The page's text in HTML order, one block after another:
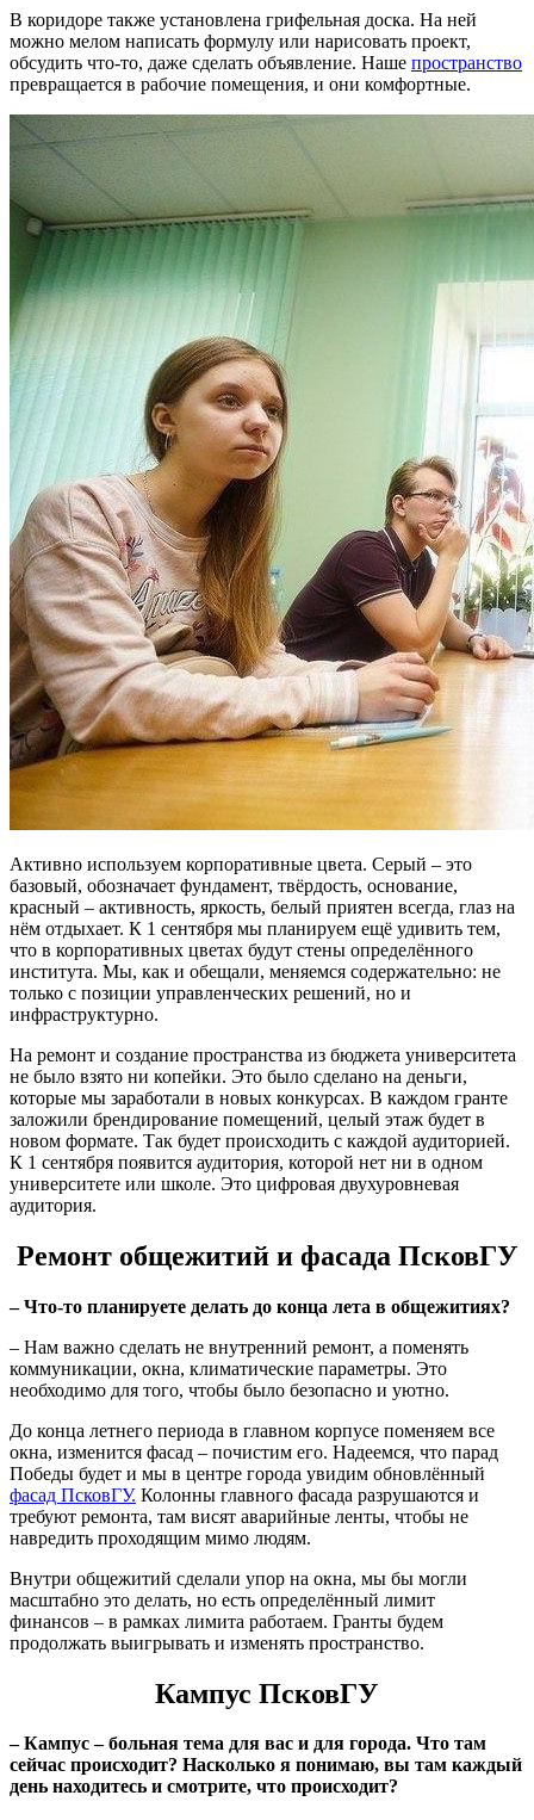
В коридоре также установлена грифельная доска. На ней
можно мелом написать формулу или нарисовать проект,
обсудить что-то, даже сделать объявление. Наше пространство
превращается в рабочие помещения, и они комфортные.
Активно используем корпоративные цвета. Серый – это
базовый, обозначает фундамент, твёрдость, основание,
красный – активность, яркость, белый приятен всегда, глаз на
нём отдыхает. К 1 сентября мы планируем ещё удивить тем,
что в корпоративных цветах будут стены определённого
института. Мы, как и обещали, меняемся содержательно: не
только с позиции управленческих решений, но и
инфраструктурно.
На ремонт и создание пространства из бюджета университета
не было взято ни копейки. Это было сделано на деньги,
которые мы заработали в новых конкурсах. В каждом гранте
заложили брендирование помещений, целый этаж будет в
новом формате. Так будет происходить с каждой аудиторией.
К 1 сентября появится аудитория, которой нет ни в одном
университете или школе. Это цифровая двухуровневая
аудитория.
Ремонт общежитий и фасада ПсковГУ
–Что-то планируете делать до конца лета в общежитиях?
– Нам важно сделать не внутренний ремонт, а поменять
коммуникации, окна, климатические параметры. Это
необходимо для того, чтобы было безопасно и уютно.
До конца летнего периода в главном корпусе поменяем все
окна, изменится фасад – почистим его. Надеемся, что парад
Победы будет и мы в центре города увидим обновлённый
фасад ПсковГУ. Колонны главного фасада разрушаются и
требуют ремонта, там висят аварийные ленты, чтобы не
навредить проходящим мимо людям.
Внутри общежитий сделали упор на окна, мы бы могли
масштабно это делать, но есть определённый лимит
финансов – в рамках лимита работаем. Гранты будем
продолжать выигрывать и изменять пространство.
Кампус ПсковГУ
–Кампус – больная тема для вас и для города. Что там
сейчас происходит? Насколько я понимаю, вы там каждый
день находитесь и смотрите, что происходит?